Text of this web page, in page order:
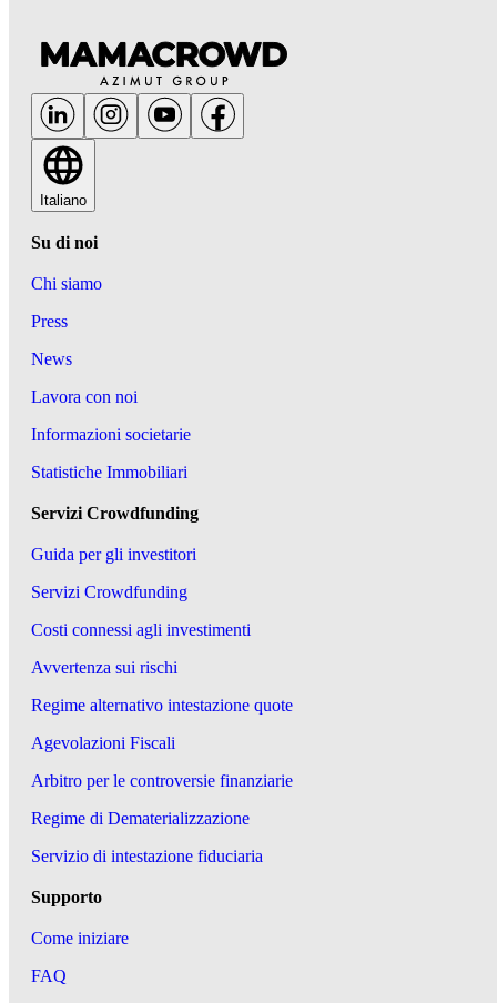
Italiano
Su di noi
Chi siamo
Press
News
Lavora con noi
Informazioni societarie
Statistiche Immobiliari
Servizi Crowdfunding
Guida per gli investitori
Servizi Crowdfunding
Costi connessi agli investimenti
Avvertenza sui rischi
Regime alternativo intestazione quote
Agevolazioni Fiscali
Arbitro per le controversie finanziarie
Regime di Dematerializzazione
Servizio di intestazione fiduciaria
Supporto
Come iniziare
FAQ